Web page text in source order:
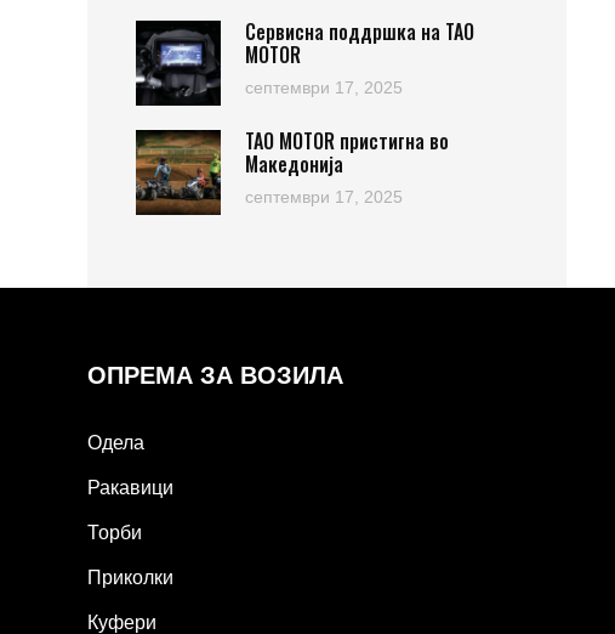
Сервисна поддршка на TAO
MOTOR
септември 17, 2025
TAO MOTOR пристигна во
Македонија
септември 17, 2025
ОПРЕМА ЗА ВОЗИЛА
Одела
Ракавици
Торби
Приколки
Куфери